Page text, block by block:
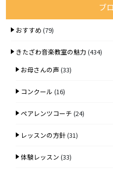
ブ
おすすめ (79)
きたざわ音楽教室の魅力 (434)
お母さんの声 (33)
コンクール (16)
ペアレンツコーチ (24)
レッスンの方針(31)
体験レッスン (33)